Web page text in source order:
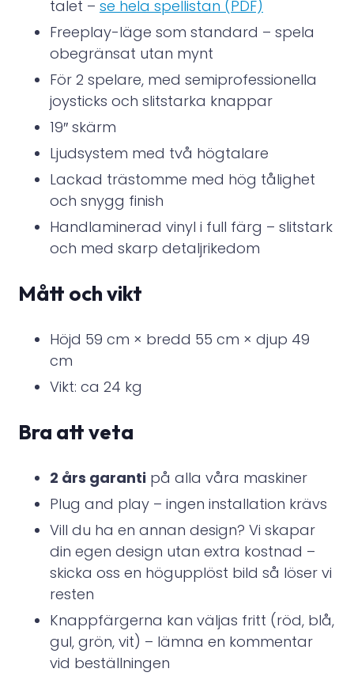
talet – se hela spellistan (PDF)
Freeplay-läge som standard – spela
obegränsat utan mynt
För 2 spelare, med semiprofessionella
joysticks och slitstarka knappar
19″ skärm
Ljudsystem med två högtalare
Lackad trästomme med hög tålighet
och snygg finish
Handlaminerad vinyl i full färg – slitstark
och med skarp detaljrikedom
Mått och vikt
Höjd 59 cm × bredd 55 cm × djup 49
cm
Vikt: ca 24 kg
Bra att veta
2 års garanti på alla våra maskiner
Plug and play – ingen installation krävs
Vill du ha en annan design? Vi skapar
din egen design utan extra kostnad –
skicka oss en högupplöst bild så löser vi
resten
Knappfärgerna kan väljas fritt (röd, blå,
gul, grön, vit) – lämna en kommentar
vid beställningen